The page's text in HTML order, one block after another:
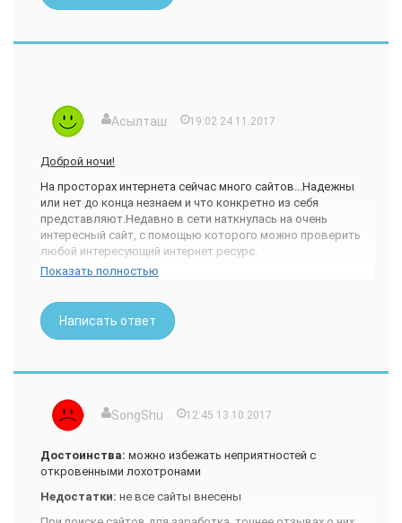
Асылташ 19:02 24.11.2017
Доброй ночи!
На просторах интернета сейчас много сайтов...Надежны
или нет до конца незнаем и что конкретно из себя
представляют.Недавно в сети наткнулась на очень
интересный сайт, с помощью которого можно проверить
любой интересующий интернет ресурс.
Называется
[ссылка].Можете проверить любой
сайт...познавательный,интернет-магазин,сайт заработка и
многое другое...И обнаружите очень много интересного..
покупки
[ссылка].Проверку прошел на "ура".
1%,заслуживает доверия.Месторасположение
сервера:Российская Федерация.
немаловажные другие параметры.
Также есть топ из 100 сайтов.На скрине зелеными цифрами
отмечены надежные, а вот с минусом и
сомнительные сайты.Получается не безопасны.
Показать полностью
Написать ответ
SongShu 12:45 13.10.2017
Достоинства: можно избежать неприятностей с
откровенными лохотронами
Недостатки: не все сайты внесены